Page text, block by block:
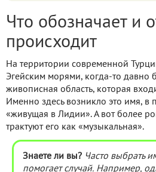
Что обозначает и
происходит
На территории современной
Эгейским морями, когда-то давно
живописная область, которая
Именно здесь возникло это имя,
«живущая в Лидии». А вот более
трактуют его как «музыкальная».
Знаете ли вы? Часто выбрать
помогает случай. Например,